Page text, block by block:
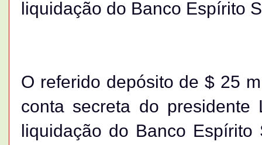
liquidação do Banco Espírito
O referido depósito de $ 25
conta secreta do
liquidação do Banco